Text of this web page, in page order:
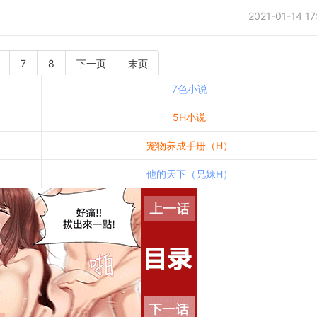
2021-01-14
7 8 下一页 末页
7色小说
5H小说
宠物养成手册（H）
他的天下（兄妹H）